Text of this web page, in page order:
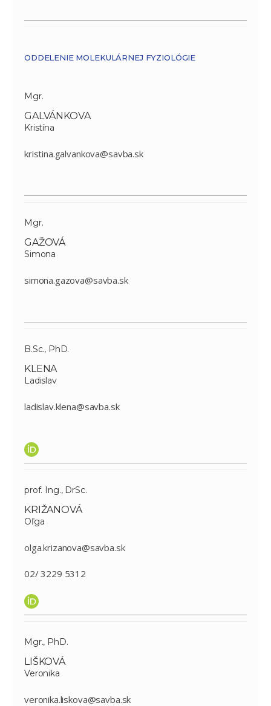
ODDELENIE MOLEKULÁRNEJ FYZIOLÓGIE
Mgr.
GALVÁNKOVA
Kristína
kristina.galvankova@savba.sk
Mgr.
GAŽOVÁ
Simona
simona.gazova@savba.sk
B.Sc., PhD.
KLENA
Ladislav
ladislav.klena@savba.sk
prof. Ing., DrSc.
KRIŽANOVÁ
Oľga
olga.krizanova@savba.sk
02/ 3229 5312
Mgr., PhD.
LIŠKOVÁ
Veronika
veronika.liskova@savba.sk